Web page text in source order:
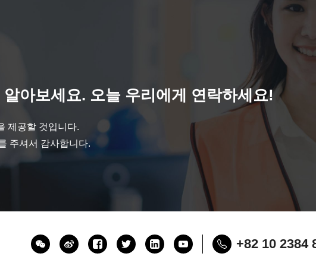
아보세요. 오늘 우리에게 연락하세요!
제공할 것입니다.
주셔서 감사합니다.
+82 10 2384